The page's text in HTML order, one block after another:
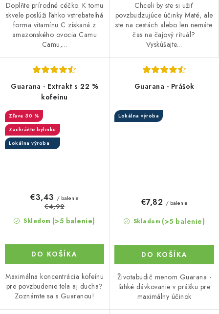
Doplňte prírodné céčko. K tomu
skvele poslúži ľahko vstrebateľná
forma vitamínu C získaná z
amazonského ovocia Camu
Camu,...
Chceli by ste si užiť
povzbudzujúce účinky Maté, ale
ste na cestách alebo len nemáte
čas na čajový rituál?
Vyskúšajte...
Guarana - Extrakt s 22 %
kofeínu
30 %
Zachráňte bylinku
Lokálna výroba
Skladom (>5 balenie)
€3,43 / balenie
€4,92
DO KOŠÍKA
Maximálna koncentrácia kofeínu
pre povzbudenie tela aj ducha?
Zoznámte sa s Guaranou!
Guarana - Prášok
Lokálna výroba
Skladom (>5 balenie)
€7,82 / balenie
DO KOŠÍKA
Životabudič menom Guarana -
ľahké dávkovanie v prášku pre
maximálny účinok